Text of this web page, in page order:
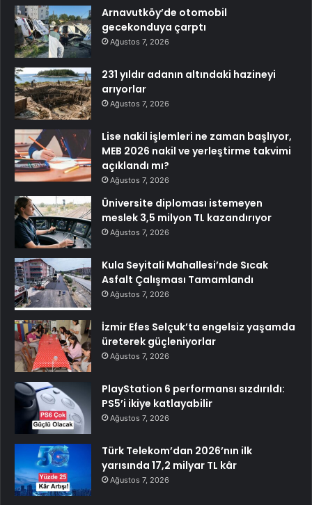
Arnavutköy’de otomobil
gecekonduya çarptı
Ağustos 7, 2026
231 yıldır adanın altındaki hazineyi
arıyorlar
Ağustos 7, 2026
Lise nakil işlemleri ne zaman başlıyor,
MEB 2026 nakil ve yerleştirme takvimi
açıklandı mı?
Ağustos 7, 2026
Üniversite diploması istemeyen
meslek 3,5 milyon TL kazandırıyor
Ağustos 7, 2026
Kula Seyitali Mahallesi’nde Sıcak
Asfalt Çalışması Tamamlandı
Ağustos 7, 2026
İzmir Efes Selçuk’ta engelsiz yaşamda
üreterek güçleniyorlar
Ağustos 7, 2026
PlayStation 6 performansı sızdırıldı:
PS5’i ikiye katlayabilir
Ağustos 7, 2026
Türk Telekom’dan 2026’nın ilk
yarısında 17,2 milyar TL kâr
Ağustos 7, 2026